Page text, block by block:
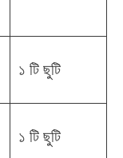
১ টি ছুটি
১ টি ছুটি